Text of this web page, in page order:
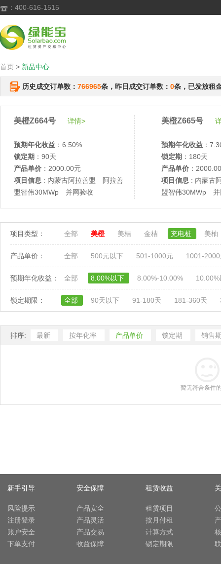
 ：400-616-1515
首页 > 新品中心
历史成交订单数： 766965条，昨日成交订单数： 0条，已发放租
美橙Z664号 详情>
预期年化收益 ：6.50%
锁定期 ：90天
产品单价 ：2000.00元
项目信息 : 内蒙古阿拉善盟 阿拉善
盟智伟30MWp 并网验收
美橙Z665号
预期年化收益 ：
锁定期 ：180天
产品单价 ：
项目信息 : 内蒙古
盟智伟30MWp 并
项目类型： 全部 美橙 美桔 金桔 充电桩 美柚
产品单价： 全部 500元以下 501-1000元 1001-
预期年化收益： 全部 8.00%以下 8.00%-10.00%
锁定期限： 全部 90天以下 91-180天 181-360天
排序: 最新 按年化率 产品单价 锁定期 销售
暂无符合条件
新手引导
风险提示
注册登录
账户安全
下单支付
安全保障
产品安全
产品灵活
产品交易
收益保障
租赁收益
租赁项目
按月付租
计算方式
锁定期限